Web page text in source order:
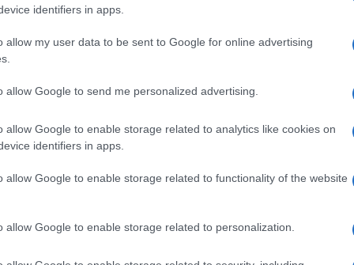
identifiers in apps.
allow my user data to be sent to Google for online advertising
allow Google to send me personalized advertising.
allow Google to enable storage related to analytics like cookies on
identifiers in apps.
allow Google to enable storage related to functionality of the website
allow Google to enable storage related to personalization.
ΚΟΣΜΟΣ
Βόρεια Κορέα: Σούπα με κρέας σκύλου και
8/08/2026 - 11:36πμ